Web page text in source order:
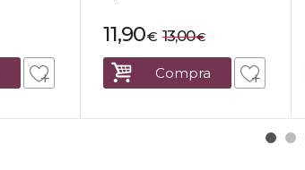
€
11,90 €
13,00
Compra